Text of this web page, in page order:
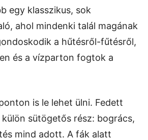
egy klasszikus, sok
ahol mindenki talál magának
a hűtésről-fűtésről,
és a vízparton fogtok a
is le lehet ülni. Fedett
sütögetős rész: bogrács,
mind adott. A fák alatt